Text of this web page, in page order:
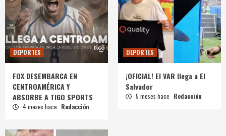
DEPORTES
FOX DESEMBARCA EN
CENTROAMÉRICA Y
ABSORBE A TIGO SPORTS
4 meses hace Redacción
DEPORTES
¡OFICIAL! El VAR llega a El
Salvador
5 meses hace Redacción